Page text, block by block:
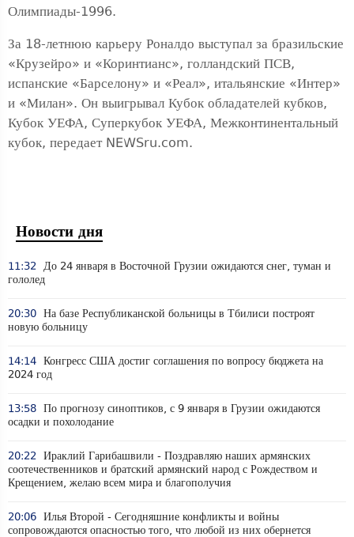
Олимпиады-1996.
За 18-летнюю карьеру Роналдо выступал за бразильские
«Крузейро» и «Коринтианс», голландский ПСВ,
испанские «Барселону» и «Реал», итальянские «Интер»
и «Милан». Он выигрывал Кубок обладателей кубков,
Кубок УЕФА, Суперкубок УЕФА, Межконтинентальный
кубок, передает NEWSru.com.
Новости дня
11:32 До 24 января в Восточной Грузии ожидаются снег, туман и
гололед
20:30 На базе Республиканской больницы в Тбилиси построят
новую больницу
14:14 Конгресс США достиг соглашения по вопросу бюджета на
2024 год
13:58 По прогнозу синоптиков, с 9 января в Грузии ожидаются
осадки и похолодание
20:22 Ираклий Гарибашвили - Поздравляю наших армянских
соотечественников и братский армянский народ с Рождеством и
Крещением, желаю всем мира и благополучия
20:06 Илья Второй - Сегодняшние конфликты и войны
сопровождаются опасностью того, что любой из них обернется